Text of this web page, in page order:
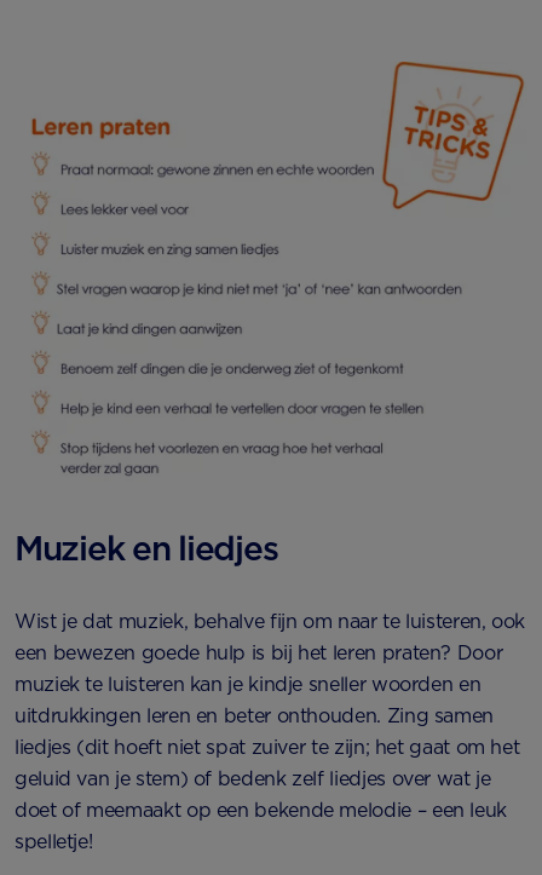
Muziek en liedjes
Wist je dat muziek, behalve fijn om naar te luisteren, ook
een bewezen goede hulp is bij het leren praten? Door
muziek te luisteren kan je kindje sneller woorden en
uitdrukkingen leren en beter onthouden. Zing samen
liedjes (dit hoeft niet spat zuiver te zijn; het gaat om het
geluid van je stem) of bedenk zelf liedjes over wat je
doet of meemaakt op een bekende melodie – een leuk
spelletje!